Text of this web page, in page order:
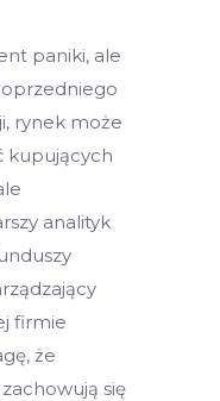
paniki, ale
rynek może
kupujących
analityk
firmie
że
się